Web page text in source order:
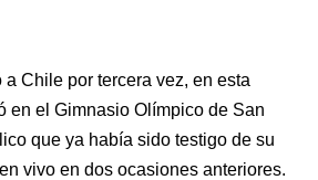
a Chile por tercera vez, en esta
en el Gimnasio Olímpico de San
que ya había sido testigo de su
vivo en dos ocasiones anteriores.